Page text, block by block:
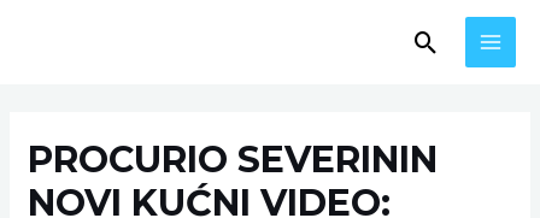
Search
PROCURIO SEVERININ
NOVI KUĆNI VIDEO: